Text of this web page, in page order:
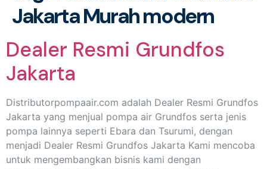
Jakarta Murah modern
Dealer Resmi Grundfos
Jakarta
Distributorpompaair.com adalah Dealer Resmi Grundfos
Jakarta yang menjual pompa air Grundfos serta jenis
pompa lainnya seperti Ebara dan Tsurumi, dengan
menjadi Dealer Resmi Grundfos Jakarta Kami mencoba
untuk mengembangkan bisnis kami dengan